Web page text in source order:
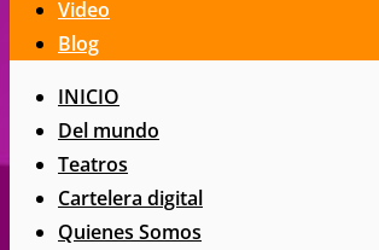
Video
Blog
INICIO
Del mundo
Teatros
Cartelera digital
Quienes Somos